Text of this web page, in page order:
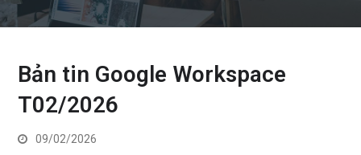
Bản tin Google Workspace
T02/2026
09/02/2026